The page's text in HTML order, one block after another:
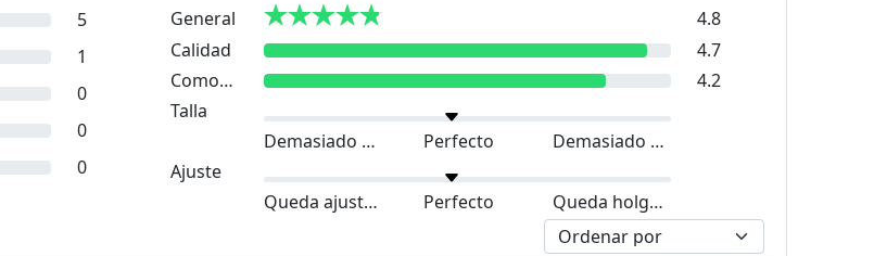
5
1
0
0
0
General
4.8
Calidad
4.7
Comodidad
4.2
Talla
Demasiado pequeño
Perfecto
Demasiado grande
Ajuste
Queda ajustado
Perfecto Queda holgado